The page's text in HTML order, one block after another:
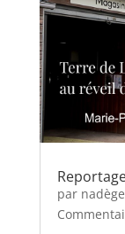
par